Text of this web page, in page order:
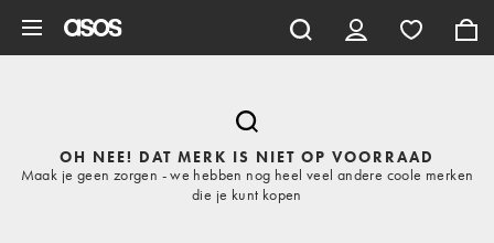
OH NEE! DAT MERK IS NIET OP VOORRAAD
Maak je geen zorgen - we hebben nog heel veel andere coole merken
die je kunt kopen